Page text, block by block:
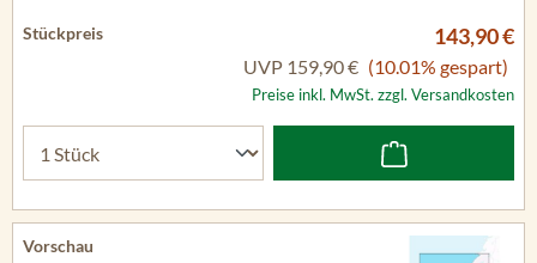
143,90 €
UVP 159,90 € (10.01% gespart)
Preise inkl. MwSt. zzgl. Versandkosten